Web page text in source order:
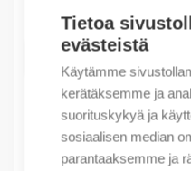
Tietoa
evästeistä
Käytämme
kerätäksemme ja
suorituskykyä ja
sosiaalisen median
parantaaksemme ja
LISÄÄ
Tuotekoodit